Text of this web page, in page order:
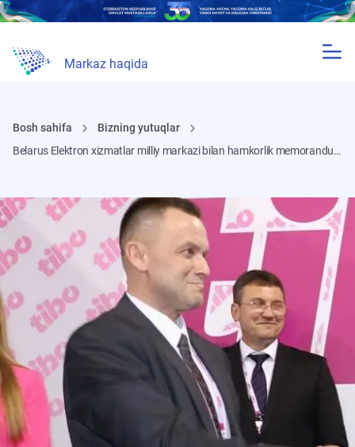
Markaz haqida
Bosh sahifa
Bizning yutuqlar
Belarus Elektron xizmatlar milliy markazi bilan hamkorlik memorandumi imzolandi